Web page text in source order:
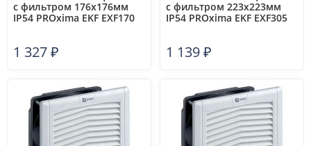
с фильтром 176x176мм
IP54 PROxima EKF EXF170
1 327₽
с фильтром 223x223мм
IP54 PROxima EKF EXF305
1 139₽